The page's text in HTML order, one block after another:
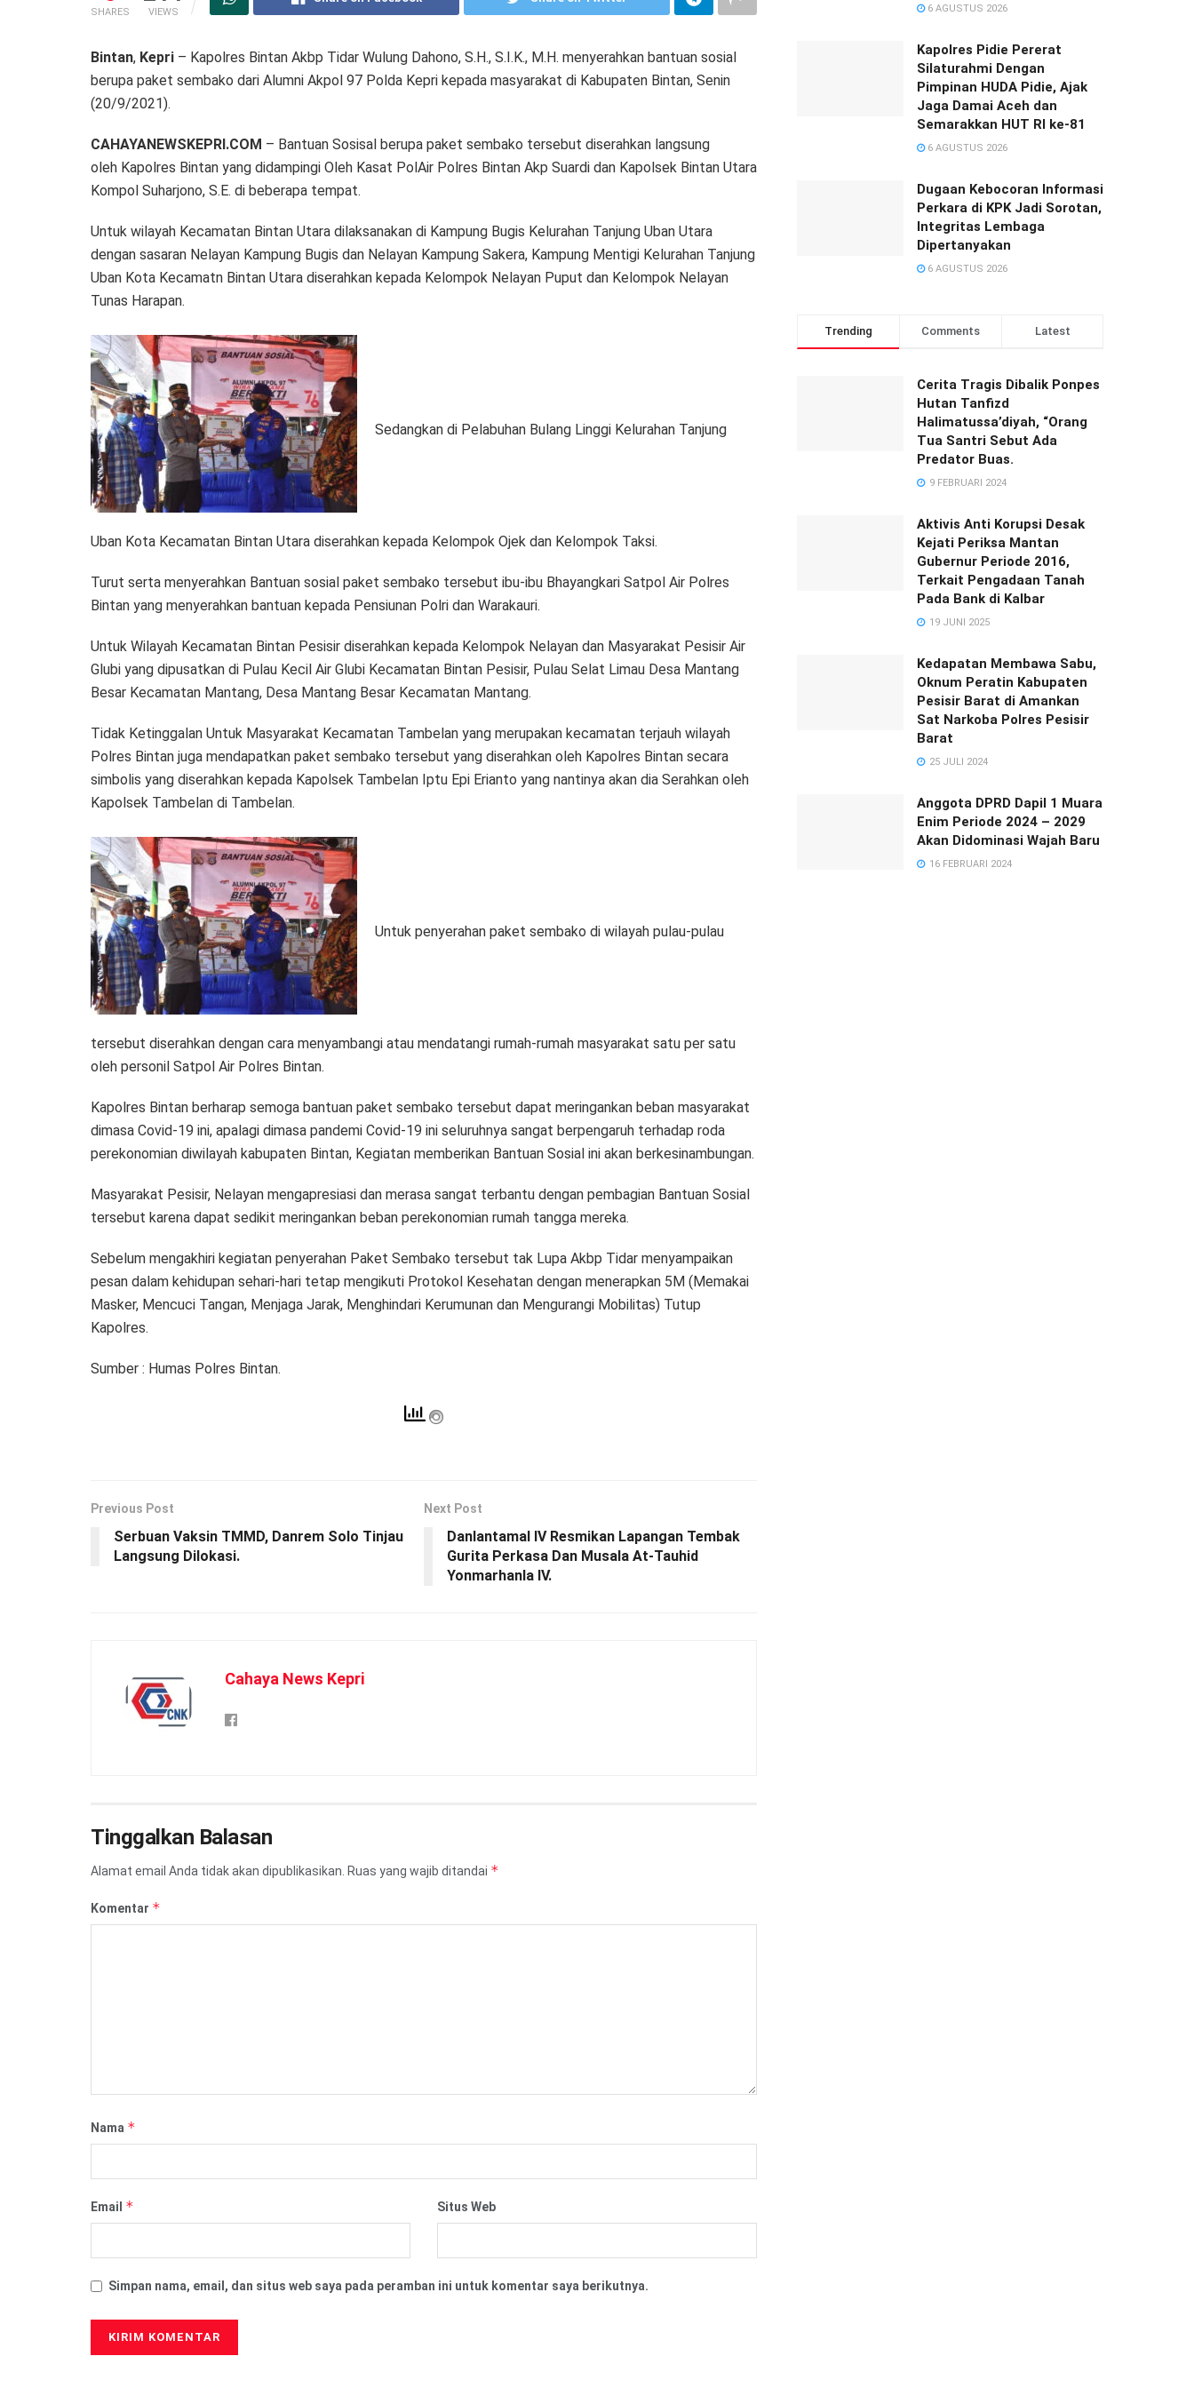
SHARES VIEWS
Bintan, Kepri – Kapolres Bintan Akbp Tidar Wulung Dahono, S.H., S.I.K., M.H. menyerahkan bantuan sosial
berupa paket sembako dari Alumni Akpol 97 Polda Kepri kepada masyarakat di Kabupaten Bintan, Senin
(20/9/2021).
CAHAYANEWSKEPRI.COM – Bantuan Sosisal berupa paket sembako tersebut diserahkan langsung
oleh Kapolres Bintan yang didampingi Oleh Kasat PolAir Polres Bintan Akp Suardi dan Kapolsek Bintan Utara
Kompol Suharjono, S.E. di beberapa tempat.
Untuk wilayah Kecamatan Bintan Utara dilaksanakan di Kampung Bugis Kelurahan Tanjung Uban Utara
dengan sasaran Nelayan Kampung Bugis dan Nelayan Kampung Sakera, Kampung Mentigi Kelurahan Tanjung
Uban Kota Kecamatn Bintan Utara diserahkan kepada Kelompok Nelayan Puput dan Kelompok Nelayan
Tunas Harapan.
Sedangkan di Pelabuhan Bulang Linggi Kelurahan Tanjung
Uban Kota Kecamatan Bintan Utara diserahkan kepada Kelompok Ojek dan Kelompok Taksi.
Turut serta menyerahkan Bantuan sosial paket sembako tersebut ibu-ibu Bhayangkari Satpol Air Polres
Bintan yang menyerahkan bantuan kepada Pensiunan Polri dan Warakauri.
Untuk Wilayah Kecamatan Bintan Pesisir diserahkan kepada Kelompok Nelayan dan Masyarakat Pesisir Air
Glubi yang dipusatkan di Pulau Kecil Air Glubi Kecamatan Bintan Pesisir, Pulau Selat Limau Desa Mantang
Besar Kecamatan Mantang, Desa Mantang Besar Kecamatan Mantang.
Tidak Ketinggalan Untuk Masyarakat Kecamatan Tambelan yang merupakan kecamatan terjauh wilayah
Polres Bintan juga mendapatkan paket sembako tersebut yang diserahkan oleh Kapolres Bintan secara
simbolis yang diserahkan kepada Kapolsek Tambelan Iptu Epi Erianto yang nantinya akan dia Serahkan oleh
Kapolsek Tambelan di Tambelan.
Untuk penyerahan paket sembako di wilayah pulau-pulau
tersebut diserahkan dengan cara menyambangi atau mendatangi rumah-rumah masyarakat satu per satu
oleh personil Satpol Air Polres Bintan.
Kapolres Bintan berharap semoga bantuan paket sembako tersebut dapat meringankan beban masyarakat
dimasa Covid-19 ini, apalagi dimasa pandemi Covid-19 ini seluruhnya sangat berpengaruh terhadap roda
perekonomian diwilayah kabupaten Bintan, Kegiatan memberikan Bantuan Sosial ini akan berkesinambungan.
Masyarakat Pesisir, Nelayan mengapresiasi dan merasa sangat terbantu dengan pembagian Bantuan Sosial
tersebut karena dapat sedikit meringankan beban perekonomian rumah tangga mereka.
Sebelum mengakhiri kegiatan penyerahan Paket Sembako tersebut tak Lupa Akbp Tidar menyampaikan
pesan dalam kehidupan sehari-hari tetap mengikuti Protokol Kesehatan dengan menerapkan 5M (Memakai
Masker, Mencuci Tangan, Menjaga Jarak, Menghindari Kerumunan dan Mengurangi Mobilitas) Tutup
Kapolres.
Sumber : Humas Polres Bintan.
Previous Post
Serbuan Vaksin TMMD, Danrem Solo Tinjau
Langsung Dilokasi.
Next Post
Danlantamal IV Resmikan Lapangan Tembak
Gurita Perkasa Dan Musala At-Tauhid
Yonmarhanla lV.
Cahaya News Kepri
Tinggalkan Balasan
Alamat email Anda tidak akan dipublikasikan. Ruas yang wajib ditandai *
Komentar *
Nama *
Email * Situs Web
Simpan nama, email, dan situs web saya pada peramban ini untuk komentar saya berikutnya.
6 AGUSTUS 2026
‎‎Kapolres Pidie Pererat
Silaturahmi Dengan
Pimpinan HUDA Pidie, Ajak
Jaga Damai Aceh dan
Semarakkan HUT RI ke-81
6 AGUSTUS 2026
Dugaan Kebocoran Informasi
Perkara di KPK Jadi Sorotan,
Integritas Lembaga
Dipertanyakan
6 AGUSTUS 2026
Trending Comments Latest
Cerita Tragis Dibalik Ponpes
Hutan Tanfizd
Halimatussa’diyah, “Orang
Tua Santri Sebut Ada
Predator Buas.
9 FEBRUARI 2024
Aktivis Anti Korupsi Desak
Kejati Periksa Mantan
Gubernur Periode 2016,
Terkait Pengadaan Tanah
Pada Bank di Kalbar
19 JUNI 2025
Kedapatan Membawa Sabu,
Oknum Peratin Kabupaten
Pesisir Barat di Amankan
Sat Narkoba Polres Pesisir
Barat
25 JULI 2024
Anggota DPRD Dapil 1 Muara
Enim Periode 2024 – 2029
Akan Didominasi Wajah Baru
16 FEBRUARI 2024